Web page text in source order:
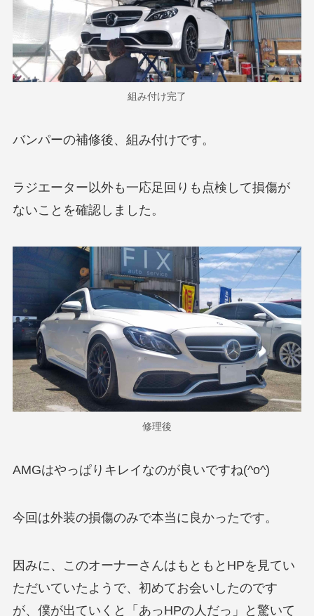
組み付け完了
バンパーの補修後、組み付けです。
ラジエーター以外も一応足回りも点検して損傷が
ないことを確認しました。
修理後
AMGはやっぱりキレイなのが良いですね(^o^)
今回は外装の損傷のみで本当に良かったです。
因みに、このオーナーさんはもともとHPを見てい
ただいていたようで、初めてお会いしたのです
が、僕が出ていくと「あっHPの人だっ」と驚いて